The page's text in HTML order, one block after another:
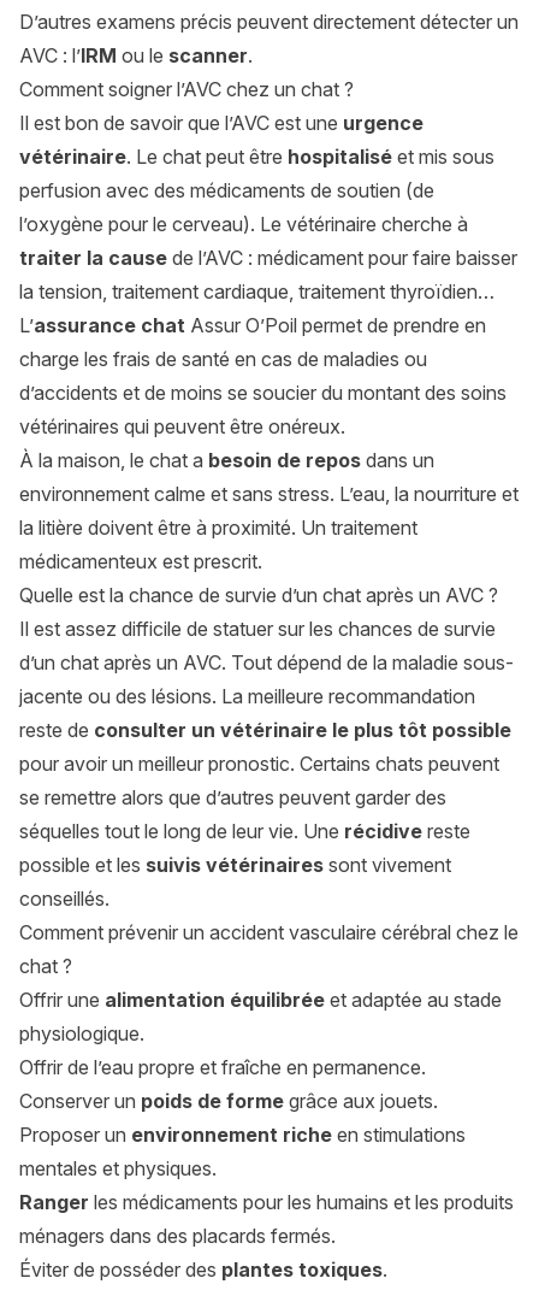
D’autres examens précis peuvent directement détecter un
AVC : l’IRM ou le scanner.
Comment soigner l’AVC chez un chat ?
Il est bon de savoir que l’AVC est une urgence
vétérinaire. Le chat peut être hospitalisé et mis sous
perfusion avec des médicaments de soutien (de
l’oxygène pour le cerveau). Le vétérinaire cherche à
traiter la cause de l’AVC : médicament pour faire baisser
la tension, traitement cardiaque, traitement thyroïdien…
L’assurance chat Assur O’Poil permet de prendre en
charge les frais de santé en cas de maladies ou
d’accidents et de moins se soucier du montant des soins
vétérinaires qui peuvent être onéreux.
À la maison, le chat a besoin de repos dans un
environnement calme et sans stress. L’eau, la nourriture et
la litière doivent être à proximité. Un traitement
médicamenteux est prescrit.
Quelle est la chance de survie d’un chat après un AVC ?
Il est assez difficile de statuer sur les chances de survie
d’un chat après un AVC. Tout dépend de la maladie sous-
jacente ou des lésions. La meilleure recommandation
reste de consulter un vétérinaire le plus tôt possible
pour avoir un meilleur pronostic. Certains chats peuvent
se remettre alors que d’autres peuvent garder des
séquelles tout le long de leur vie. Une récidive reste
possible et les suivis vétérinaires sont vivement
conseillés.
Comment prévenir un accident vasculaire cérébral chez le
chat ?
Offrir une alimentation équilibrée et adaptée au stade
physiologique.
Offrir de l’eau propre et fraîche en permanence.
Conserver un poids de forme grâce aux jouets.
Proposer un environnement riche en stimulations
mentales et physiques.
Ranger les médicaments pour les humains et les produits
ménagers dans des placards fermés.
Éviter de posséder des plantes toxiques.